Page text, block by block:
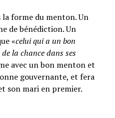
la forme du menton. Un
de bénédiction. Un
«celui qui a un bon
la chance dans ses
avec un bon menton et
gouvernante, et fera
son mari en premier.